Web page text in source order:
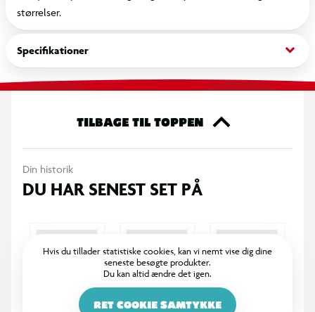
størrelser.
Specifikationer keyboard_arrow_down
TILBAGE TIL TOPPEN
Din historik
DU HAR SENEST SET PÅ
Hvis du tillader statistiske cookies, kan vi nemt vise dig dine
seneste besøgte produkter.
Du kan altid ændre det igen.
RET COOKIE SAMTYKKE